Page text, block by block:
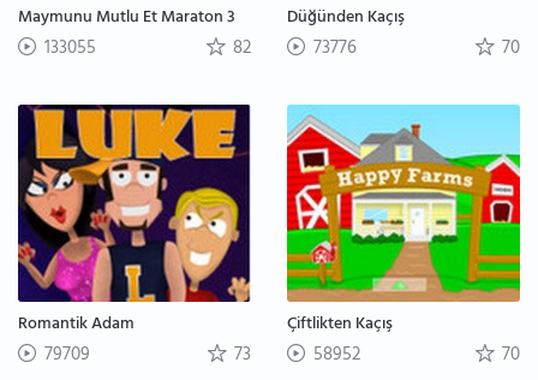
Maymunu Mutlu Et Maraton 3
133055 82
Düğünden Kaçış
73776 70
Romantik Adam
79709 73
Çiftlikten Kaçış
58952 70